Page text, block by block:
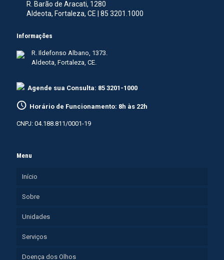
R. Barão de Aracati, 1280
Aldeota, Fortaleza, CE | 85 3201.1000
Informações
R. Ildefonso Albano, 1373.
Aldeota, Fortaleza, CE.
Agende sua Consulta: 85 3201-1000
Horário de Funcionamento: 8h às 22h
CNPJ: 04.188.811/0001-19
Menu
Início
Sobre
Unidades
Serviços
Doença dos Olhos